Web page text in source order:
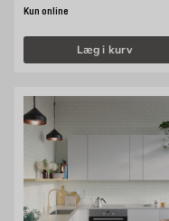
Kun online
Læg i kurv